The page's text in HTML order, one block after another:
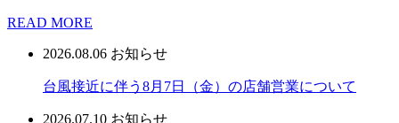
READ MORE
2026.08.06 お知らせ
台風接近に伴う8月7日（金）の店舗営業について
2026.07.10 お知らせ